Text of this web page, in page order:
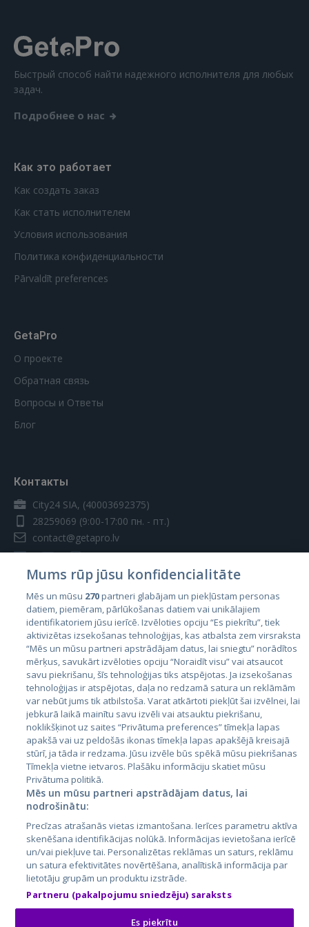
Быстрый способ найти надежного исполнителя для любых
задач.
Подробнее о нас
Как это работает
Как создать заказ
Как стать исполнителем
Условия использования
Политика конфиденциальности
Pārvaldīt preferences
GetaPro
О проекте
Обратная связь
Вопросы и Ответы
Блог
Контакты
City24 SIA, (40003692375)
28259069 (9:00-17:00 пн. - пт.)
contact@getapro.lv
Страны
Эстония
Латвия
Литва
City24.lv
City24.ee
GetaPro.lv
GetaPro.ee
Skelbiu.lt
Autoplius.lt
Aruodas.lt
Kainos.lt
Paslaugos.lt
auto24.ee
KV.ee
Osta.ee
KuldneBörs.ee
Mums rūp jūsu konfidencialitāte
Mēs un mūsu 270partneri glabājam un piekļūstam personas
datiem, piemēram, pārlūkošanas datiem vai unikālajiem
identifikatoriem jūsu ierīcē. Izvēloties opciju “Es piekrītu”, tiek
aktivizētas izsekošanas tehnoloģijas, kas atbalsta zem virsraksta
“Mēs un mūsu partneri apstrādājam datus, lai sniegtu” norādītos
mērķus, savukārt izvēloties opciju “Noraidīt visu” vai atsaucot
savu piekrišanu, šīs tehnoloģijas tiks atspējotas. Ja izsekošanas
tehnoloģijas ir atspējotas, daļa no redzamā satura un reklāmām
var nebūt jums tik atbilstoša. Varat atkārtoti piekļūt šai izvēlnei, lai
jebkurā laikā mainītu savu izvēli vai atsauktu piekrišanu,
noklikšķinot uz saites “Privātuma preferences” tīmekļa lapas
apakšā vai uz peldošās ikonas tīmekļa lapas apakšējā kreisajā
stūrī, ja tāda ir redzama. Jūsu izvēle būs spēkā mūsu piekrišanas
Tīmekļa vietne ietvaros. Plašāku informāciju skatiet mūsu
Privātuma politikā.
Mēs un mūsu partneri apstrādājam datus, lai
nodrošinātu:
Precīzas atrašanās vietas izmantošana. Ierīces parametru aktīva
skenēšana identifikācijas nolūkā. Informācijas ievietošana ierīcē
un/vai piekļuve tai. Personalizētas reklāmas un saturs, reklāmu
un satura efektivitātes novērtēšana, analītiskā informācija par
lietotāju grupām un produktu izstrāde.
Partneru (pakalpojumu sniedzēju) saraksts
Es piekrītu